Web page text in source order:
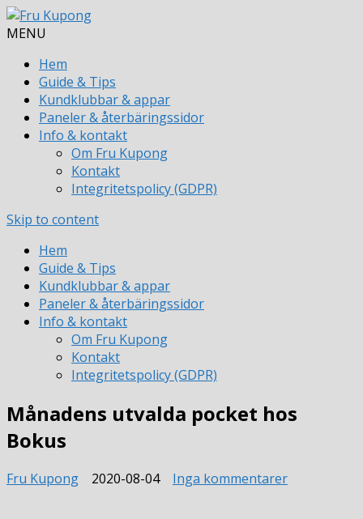
MENU
Hem
Guide & Tips
Kundklubbar & appar
Paneler & återbäringssidor
Info & kontakt
Om Fru Kupong
Kontakt
Integritetspolicy (GDPR)
Skip to content
Hem
Guide & Tips
Kundklubbar & appar
Paneler & återbäringssidor
Info & kontakt
Om Fru Kupong
Kontakt
Integritetspolicy (GDPR)
Månadens utvalda pocket hos
Bokus
Fru Kupong 2020-08-04 Inga kommentarertill